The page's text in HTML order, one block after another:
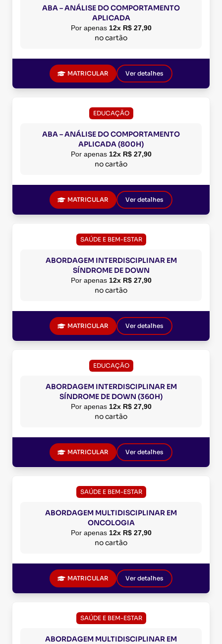
ABA – ANÁLISE DO COMPORTAMENTO
APLICADA
Por apenas 12x R$ 27,90
no cartão
MATRICULAR Ver detalhes
EDUCAÇÃO
ABA – ANÁLISE DO COMPORTAMENTO
APLICADA (800H)
Por apenas 12x R$ 27,90
no cartão
MATRICULAR Ver detalhes
SAÚDE E BEM-ESTAR
ABORDAGEM INTERDISCIPLINAR EM
SÍNDROME DE DOWN
Por apenas 12x R$ 27,90
no cartão
MATRICULAR Ver detalhes
EDUCAÇÃO
ABORDAGEM INTERDISCIPLINAR EM
SÍNDROME DE DOWN (360H)
Por apenas 12x R$ 27,90
no cartão
MATRICULAR Ver detalhes
SAÚDE E BEM-ESTAR
ABORDAGEM MULTIDISCIPLINAR EM
ONCOLOGIA
Por apenas 12x R$ 27,90
no cartão
MATRICULAR Ver detalhes
SAÚDE E BEM-ESTAR
ABORDAGEM MULTIDISCIPLINAR EM